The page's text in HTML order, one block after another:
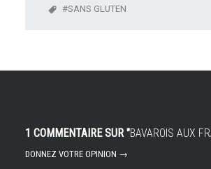
SANS GLUTEN
1 COMMENTAIRE SUR "BAVAROIS AUX
DONNEZ VOTRE OPINION →